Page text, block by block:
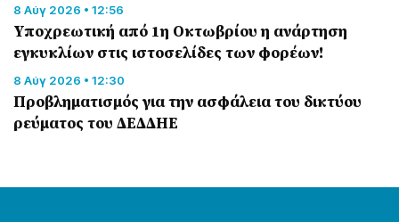
8 Αύγ 2026 • 12:56
Υποχρεωτική από 1η Οκτωβρίου η ανάρτηση
εγκυκλίων στις ιστοσελίδες των φορέων!
8 Αύγ 2026 • 12:30
Προβληματισμός για την ασφάλεια του δικτύου
ρεύματος του ΔΕΔΔΗΕ